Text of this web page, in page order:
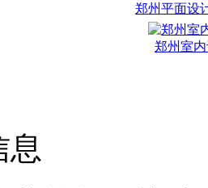
郑州平面设
郑州室
息